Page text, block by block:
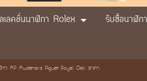
เลคชั่นนาฬิกา Rolex
รับซื้อนาฬิก
า AP Audemars Piguet Royal Oak ราคา